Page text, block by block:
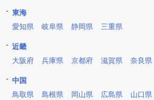
東海
愛知県
岐阜県 静岡県 三重県
近畿
大阪府
兵庫県 京都府 滋賀県 奈良県
中国
鳥取県
島根県 岡山県 広島県 山口県